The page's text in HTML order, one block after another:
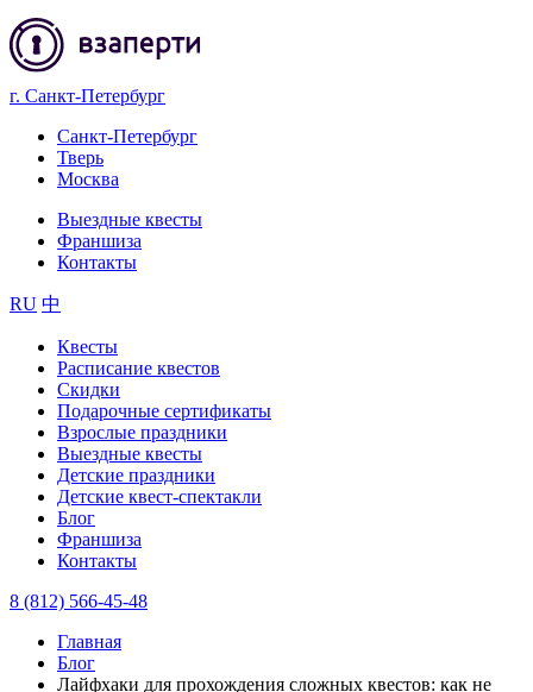
г. Санкт-Петербург
Санкт-Петербург
Тверь
Москва
Выездные квесты
Франшиза
Контакты
RU 中
Квесты
Расписание квестов
Скидки
Подарочные сертификаты
Взрослые праздники
Выездные квесты
Детские праздники
Детские квест-спектакли
Блог
Франшиза
Контакты
8 (812) 566-45-48
Главная
Блог
Лайфхаки для прохождения сложных квестов: как не